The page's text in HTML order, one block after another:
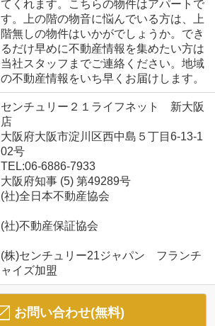
てくれます。こちらの物件はアパートで
す。上の階の物音に悩んでいる方は、上
階無しの物件はいかがでしょうか。でき
るだけ早めに不動産情報を集めたい方は
当社スタッフまでご連絡ください。地域
の不動産情報をいち早くお届けします。
センチュリー２１ライフネット 新大阪
店
大阪府大阪市淀川区西中島５丁目6-13-1
02号
TEL:06-6886-7933
大阪府知事 (5) 第49289号
(社)全日本不動産協会
(社)不動産保証協会
(株)センチュリー21ジャパン フランチ
ャイズ加盟
お問い合わせ(無料)